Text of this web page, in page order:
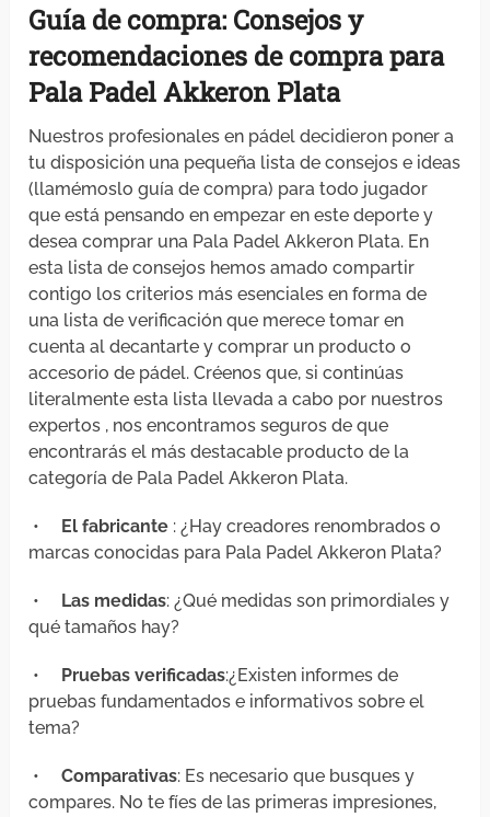
Guía de compra: Consejos y
recomendaciones de compra para
Pala Padel Akkeron Plata
Nuestros profesionales en pádel decidieron poner a
tu disposición una pequeña lista de consejos e ideas
(llamémoslo guía de compra) para todo jugador
que está pensando en empezar en este deporte y
desea comprar una Pala Padel Akkeron Plata. En
esta lista de consejos hemos amado compartir
contigo los criterios más esenciales en forma de
una lista de verificación que merece tomar en
cuenta al decantarte y comprar un producto o
accesorio de pádel. Créenos que, si continúas
literalmente esta lista llevada a cabo por nuestros
expertos , nos encontramos seguros de que
encontrarás el más destacable producto de la
categoría de Pala Padel Akkeron Plata.
• El fabricante : ¿Hay creadores renombrados o
marcas conocidas para Pala Padel Akkeron Plata?
• Las medidas: ¿Qué medidas son primordiales y
qué tamaños hay?
• Pruebas verificadas:¿Existen informes de
pruebas fundamentados e informativos sobre el
tema?
•Comparativas: Es necesario que busques y
compares. No te fíes de las primeras impresiones,